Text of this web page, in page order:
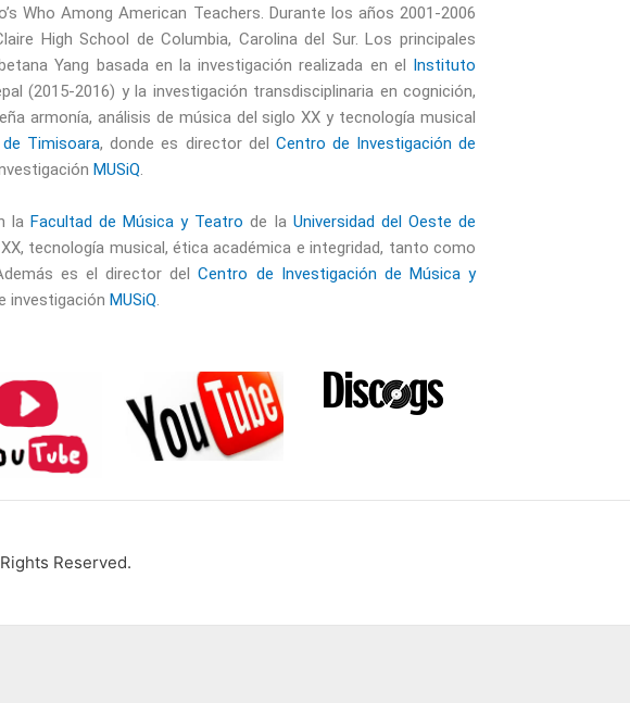
Who Among American Teachers. Durante los años 2001-2006
High School de Columbia, Carolina del Sur. Los principales
Yang basada en la investigación realizada en el Instituto
(2015-2016) y la investigación transdisciplinaria en cognición,
armonía, análisis de música del siglo XX y tecnología musical
Timisoara, donde es director del Centro de Investigación de
MUSiQ.
la Facultad de Música y Teatro de la Universidad del Oeste de
tecnología musical, ética académica e integridad, tanto como
es el director delCentro de Investigación de Música y
investigación MUSiQ.
Reserved.